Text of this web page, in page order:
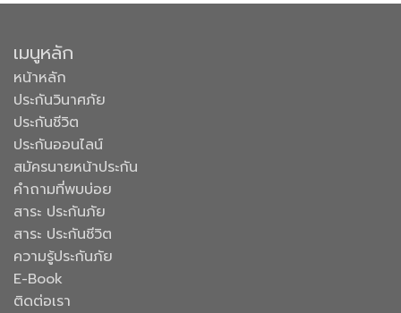
เมนูหลัก
หน้าหลัก
ประกันวินาศภัย
ประกันชีวิต
ประกันออนไลน์
สมัครนายหน้าประกัน
คำถามที่พบบ่อย
สาระ ประกันภัย
สาระ ประกันชีวิต
ความรู้ประกันภัย
E-Book
ติดต่อเรา